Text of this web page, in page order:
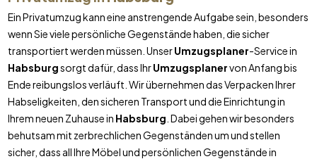
Ein Privatumzug kann eine anstrengende Aufgabe sein, besonders
wenn Sie viele persönliche Gegenstände haben, die sicher
transportiert werden müssen. UnserUmzugsplaner-Service in
Habsburgsorgt dafür, dass IhrUmzugsplanervon Anfang bis
Ende reibungslos verläuft. Wir übernehmen das Verpacken Ihrer
Habseligkeiten, den sicheren Transport und die Einrichtung in
Ihrem neuen Zuhause in Habsburg . Dabei gehen wir besonders
behutsam mit zerbrechlichen Gegenständen um und stellen
sicher, dass all Ihre Möbel und persönlichen Gegenstände in